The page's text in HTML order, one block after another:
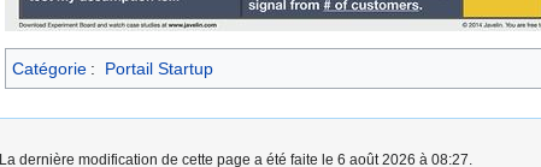
Catégorie : Portail Startup
La dernière modification de cette page a été faite le 6 août 2026 à 08:27.